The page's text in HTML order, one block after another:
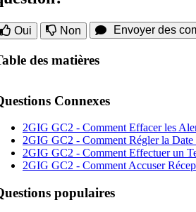
Oui Non Envoyer des
des matières
Connexes
2GIG GC2 - Comment Effacer les
2GIG GC2 - Comment Régler la Date
2GIG GC2 - Comment Effectuer un
2GIG GC2 - Comment Accuser
populaires